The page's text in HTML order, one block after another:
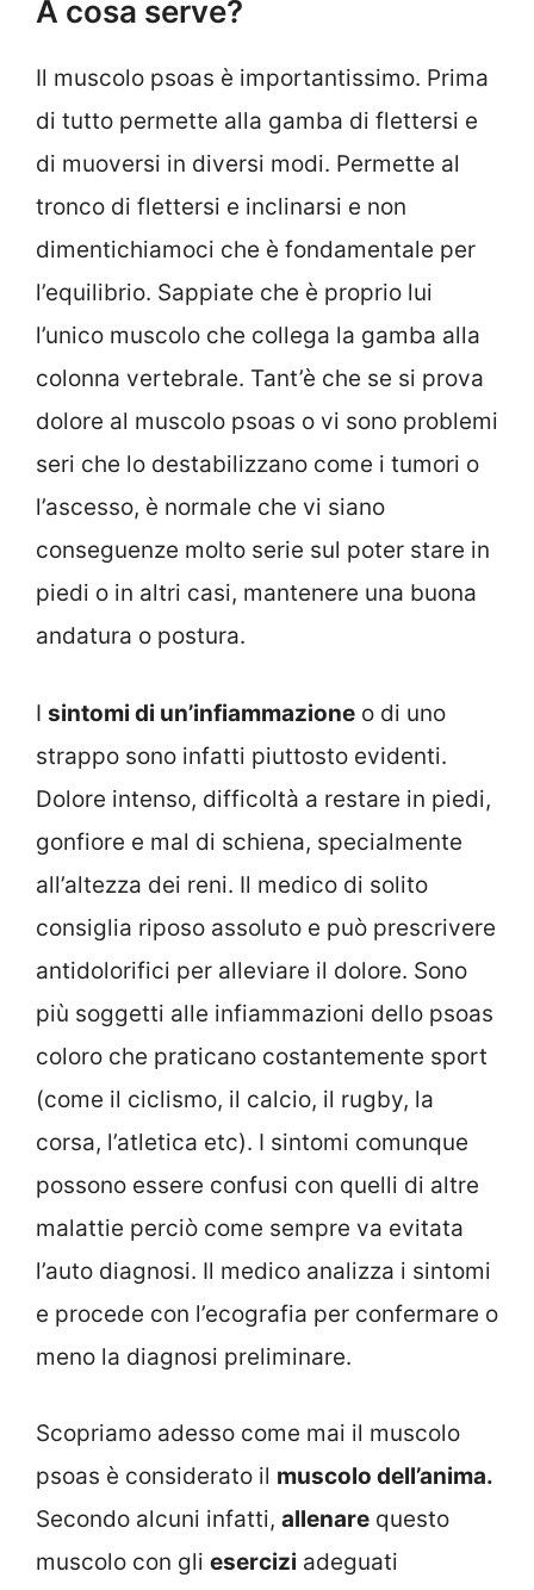
A cosa serve?
Il muscolo psoas è importantissimo. Prima
di tutto permette alla gamba di flettersi e
di muoversi in diversi modi. Permette al
tronco di flettersi e inclinarsi e non
dimentichiamoci che è fondamentale per
l’equilibrio. Sappiate che è proprio lui
l’unico muscolo che collega la gamba alla
colonna vertebrale. Tant’è che se si prova
dolore al muscolo psoas o vi sono problemi
seri che lo destabilizzano come i tumori o
l’ascesso, è normale che vi siano
conseguenze molto serie sul poter stare in
piedi o in altri casi, mantenere una buona
andatura o postura.
I sintomi di un’infiammazione o di uno
strappo sono infatti piuttosto evidenti.
Dolore intenso, difficoltà a restare in piedi,
gonfiore e mal di schiena, specialmente
all’altezza dei reni. Il medico di solito
consiglia riposo assoluto e può prescrivere
antidolorifici per alleviare il dolore. Sono
più soggetti alle infiammazioni dello psoas
coloro che praticano costantemente sport
(come il ciclismo, il calcio, il rugby, la
corsa, l’atletica etc). I sintomi comunque
possono essere confusi con quelli di altre
malattie perciò come sempre va evitata
l’auto diagnosi. Il medico analizza i sintomi
e procede con l’ecografia per confermare o
meno la diagnosi preliminare.
Scopriamo adesso come mai il muscolo
psoas è considerato il muscolo dell’anima.
Secondo alcuni infatti, allenare questo
muscolo con gli esercizi adeguati